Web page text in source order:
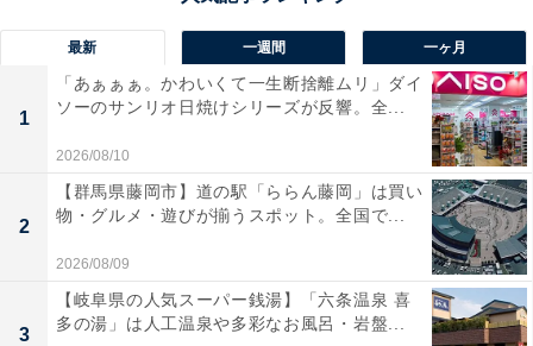
最新 一週間 一ヶ月
1
「あぁぁぁ。かわいくて一生断捨離ムリ」ダイ
ソーのサンリオ日焼けシリーズが反響。全...
2026/08/10
2
【群馬県藤岡市】道の駅「ららん藤岡」は買い
物・グルメ・遊びが揃うスポット。全国で...
2026/08/09
3
【岐阜県の人気スーパー銭湯】「六条温泉 喜
多の湯」は人工温泉や多彩なお風呂・岩盤...